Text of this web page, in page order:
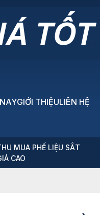
GIỚI THIỆULIÊN HỆ
MUA PHẾ LIỆU SẮT
CAO